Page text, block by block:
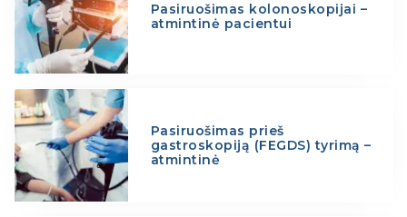
Pasiruošimas kolonoskopijai –
atmintinė pacientui
Pasiruošimas prieš
gastroskopiją (FEGDS) tyrimą –
atmintinė